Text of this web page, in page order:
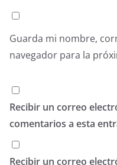
Guarda mi nombre,
navegador para la
Recibir un correo
comentarios a esta
Recibir un correo